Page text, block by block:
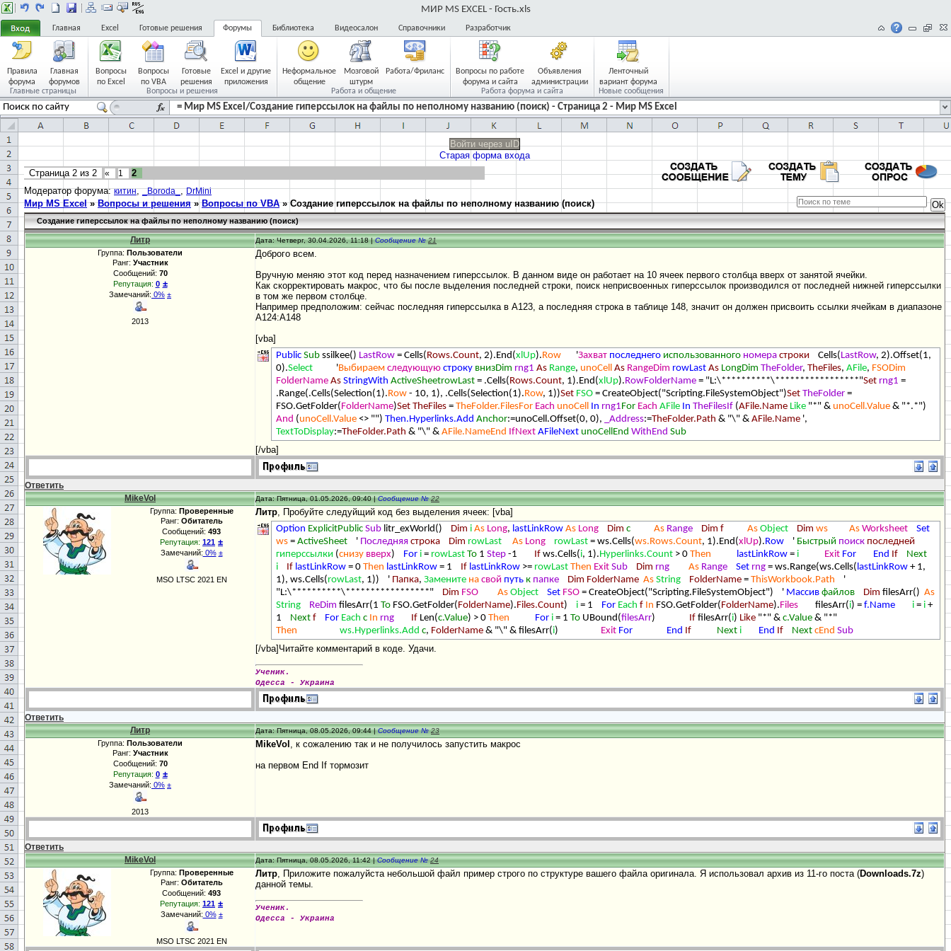
МИР MS EXCEL - Гость.xls
Главная Excel Готовые решения Форумы Библиотека Видеосалон Справочники Разработчик
Правила
форума
Главная
форумов
Главные страницы
Вопросы
по Excel
Вопросы
по VBA
Готовые
решения
Excel и другие
приложения
Вопросы и решения
Неформальное
общение
Мозговой
штурм
Работа/Фриланс
Работа и общение
Вопросы по работе
форума и сайта
Объявления
администрации
Работа форума и сайта
Ленточный
вариант форума
Новые сообщения
= Мир MS Excel/Создание гиперссылок на файлы по неполному названию (поиск) - Страница 2 - Мир MS Excel
Войти через uID
Старая форма входа
Страница 2 из 2 « 1
2
Модератор форума:китин,_Boroda_,DrMini
Мир MS Excel » Вопросы и решения » Вопросы по VBA » Создание гиперссылок на файлы по неполному названию (поиск)
Создание гиперссылок на файлы по неполному названию (поиск)
Литр Дата: Четверг, 30.04.2026, 11:18 |Сообщение №21
Группа: Пользователи
Ранг: Участник
Сообщений: 70
Репутация: 0 ±
Замечаний: 0% ±
2013
Доброго всем.
Вручную меняю этот код перед назначением гиперссылок. В данном виде он работает на 10 ячеек первого столбца вверх от занятой ячейки.
Как скорректировать макрос, что бы после выделения последней строки, поиск неприсвоенных гиперссылок производился от последней нижней гиперссылки
в том же первом столбце.
Например предположим: сейчас последняя гиперссылка в А123, а последняя строка в таблице 148, значит он должен присвоить ссылки ячейкам в диапазоне
А124:А148
[vba]
Public Sub ssilkee() LastRow = Cells(Rows.Count, 2).End(xlUp).Row 'Захват последнего использованного номера строки Cells(LastRow, 2).Offset(1,
0).Select 'Выбираем следующую строку внизDim rng1 As Range, unoCell As RangeDim rowLast As LongDim TheFolder, TheFiles, AFile, FSODim
FolderName As StringWith ActiveSheetrowLast = .Cells(Rows.Count, 1).End(xlUp).RowFolderName = "L:\**********\*****************"Set rng1 =
.Range(.Cells(Selection(1).Row - 10, 1), .Cells(Selection(1).Row, 1))Set FSO = CreateObject("Scripting.FileSystemObject")Set TheFolder =
FSO.GetFolder(FolderName)Set TheFiles = TheFolder.FilesFor Each unoCell In rng1For Each AFile In TheFilesIf (AFile.Name Like "*" & unoCell.Value & "*.*")
And (unoCell.Value <> "") Then.Hyperlinks.Add Anchor:=unoCell.Offset(0, 0), _Address:=TheFolder.Path & "\" & AFile.Name ',
TextToDisplay:=TheFolder.Path & "\" & AFile.NameEnd IfNext AFileNext unoCellEnd WithEnd Sub
[/vba]
Ответить
MikeVol
Дата: Пятница, 01.05.2026, 09:40 |Сообщение №22
Группа: Проверенные
Ранг: Обитатель
Сообщений: 493
Репутация: 121 ±
Замечаний: 0% ±
MSO LTSC 2021 EN
Литр, Пробуйте следуйщий код без выделения ячеек: [vba]
Option ExplicitPublic Sub litr_exWorld() Dim i As Long, lastLinkRow As Long Dim c As Range Dim f As Object Dim ws As Worksheet
Set
ws = ActiveSheet ' Последняя строка Dim rowLast As Long rowLast = ws.Cells(ws.Rows.Count, 1).End(xlUp).Row ' Быстрый поиск последней
гиперссылки (снизу вверх) For i = rowLast To 1 Step -1 If ws.Cells(i, 1).Hyperlinks.Count > 0 Then lastLinkRow = i Exit For End If
Next
i
If lastLinkRow = 0 Then lastLinkRow = 1 If lastLinkRow >= rowLast Then Exit Sub Dim rng As Range Set rng = ws.Range(ws.Cells(lastLinkRow + 1,
1), ws.Cells(rowLast, 1)) ' Папка, Замените на свой путь к папке Dim FolderName As String FolderName = ThisWorkbook.Path '
"L:\**********\*****************" Dim FSO As Object Set FSO = CreateObject("Scripting.FileSystemObject") ' Массив файлов Dim filesArr() As
String
ReDim filesArr(1 To FSO.GetFolder(FolderName).Files.Count) i = 1 For Each f In FSO.GetFolder(FolderName).Files filesArr(i) = f.Name i = i +
1 Next f For Each c In rng If Len(c.Value) > 0 Then For i = 1 To UBound(filesArr) If filesArr(i) Like "*" & c.Value & "*"
Then
ws.Hyperlinks.Add c, FolderName & "\" & filesArr(i) Exit For End If Next i End If Next cEnd Sub
[/vba]Читайте комментарий в коде. Удачи.
Ученик.
Одесса - Украина
Ответить
Литр
Дата: Пятница, 08.05.2026, 09:44 |Сообщение №23
Группа: Пользователи
Ранг: Участник
Сообщений: 70
Репутация: 0 ±
Замечаний: 0% ±
2013
MikeVol , к сожалению так и не получилось запустить макрос
на первом End If тормозит
Ответить
MikeVol
Дата: Пятница, 08.05.2026, 11:42 |Сообщение №24
Группа: Проверенные
Ранг: Обитатель
Сообщений: 493
Репутация: 121 ±
Замечаний: 0% ±
MSO LTSC 2021 EN
Литр, Приложите пожалуйста небольшой файл пример строго по структуре вашего файла оригинала. Я использовал архив из 11-го поста (Downloads.7z)
данной темы.
Ученик.
Одесса - Украина